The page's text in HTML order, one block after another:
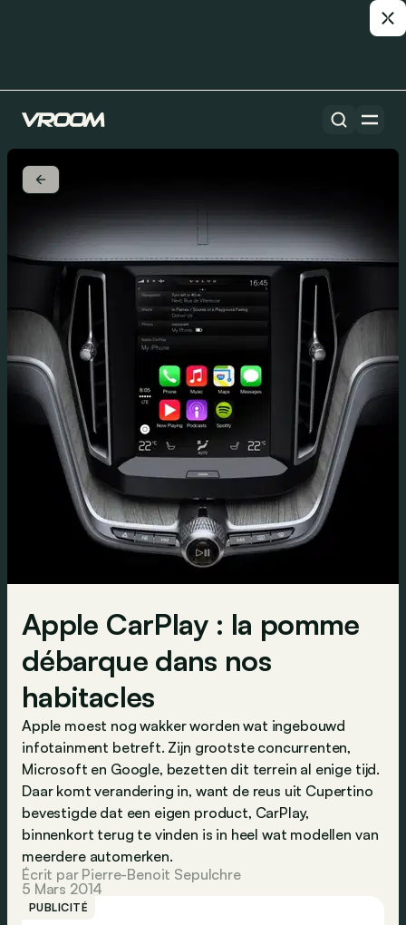
Apple CarPlay : la pomme
débarque dans nos
habitacles
Apple moest nog wakker worden wat ingebouwd
infotainment betreft. Zijn grootste concurrenten,
Microsoft en Google, bezetten dit terrein al enige tijd.
Daar komt verandering in, want de reus uit Cupertino
bevestigde dat een eigen product, CarPlay,
binnenkort terug te vinden is in heel wat modellen van
meerdere automerken.
Écrit par Pierre-Benoit Sepulchre
5 Mars 2014
PUBLICITÉ